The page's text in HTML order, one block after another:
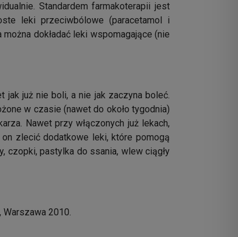
Standardem farmakoterapii jest
leki przeciwbólowe (paracetamol i
dokładać leki wspomagające (nie
jak już nie boli, a nie jak zaczyna boleć.
w czasie (nawet do około tygodnia)
Nawet przy włączonych już lekach,
zlecić dodatkowe leki, które pomogą
czopki, pastylka do ssania, wlew ciągły
2010.